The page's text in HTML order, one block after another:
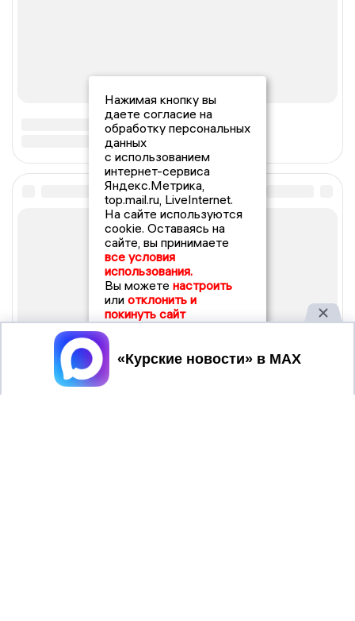
Нажимая кнопку вы
даете согласие на
обработку персональных
данных
с использованием
интернет-сервиса
Яндекс.Метрика,
top.mail.ru, LiveInternet.
На сайте используются
cookie. Оставаясь на
сайте, вы принимаете
все условия
использования.
Вы можете настроить
или отклонить и
покинуть сайт
Принять